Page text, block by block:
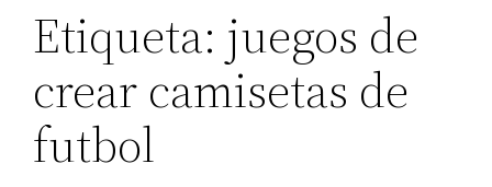
Etiqueta: juegos de
crear camisetas de
futbol